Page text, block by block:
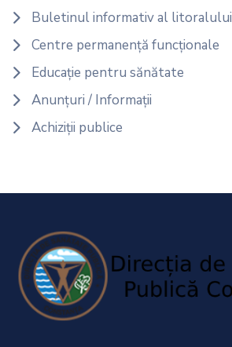
Buletinul informativ al litoralului
Centre permanență funcționale
Educație pentru sănătate
Anunțuri / Informații
Achiziții publice